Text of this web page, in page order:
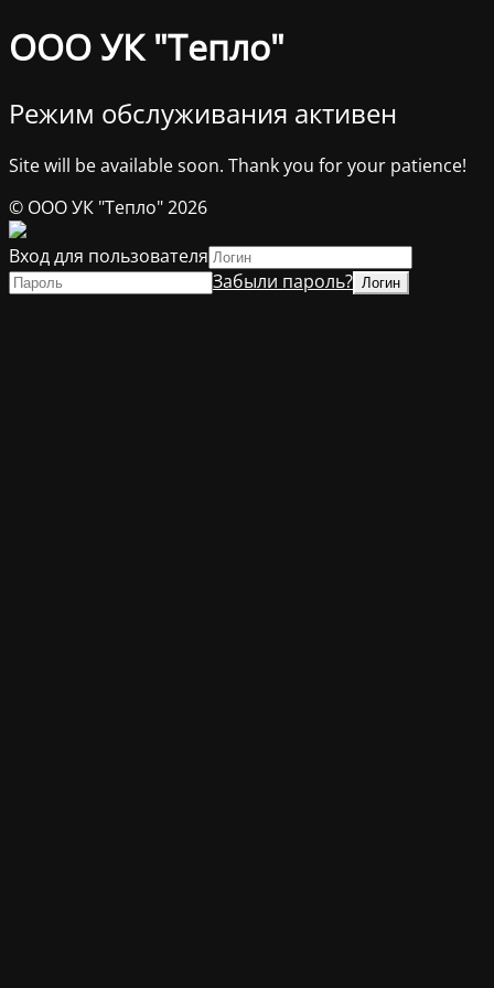
ООО УК "Тепло"
Режим обслуживания активен
Site will be available soon. Thank you for your patience!
© ООО УК "Тепло" 2026
Вход для пользователя
Забыли пароль?